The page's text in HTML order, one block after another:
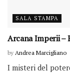
SALA STAMPA
Arcana Imperii –
by Andrea Marcigliano
I misteri del